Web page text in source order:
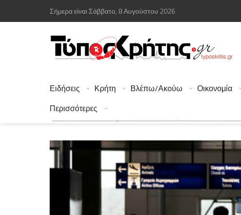
Σήμερα είναι Σάββατο, 8 Αυγούστου 2026
Ειδήσεις Κρήτη Βλέπω/Ακούω Οικονομία
Περισσότερες